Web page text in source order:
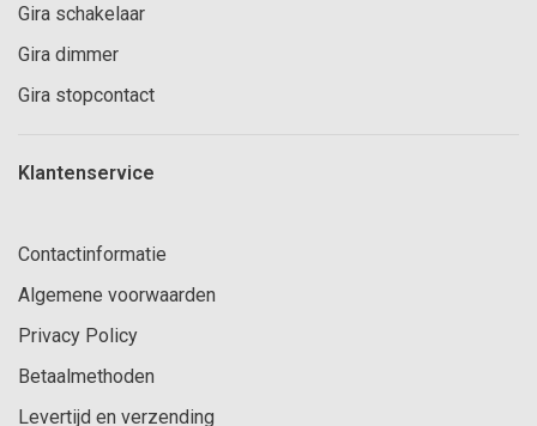
Gira schakelaar
Gira dimmer
Gira stopcontact
Klantenservice
Contactinformatie
Algemene voorwaarden
Privacy Policy
Betaalmethoden
Levertijd en verzending